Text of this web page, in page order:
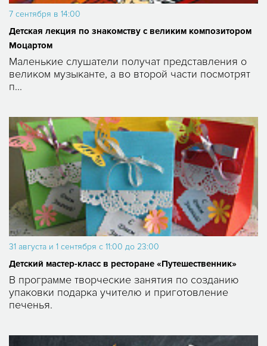
7 сентября в 14:00
Детская лекция по знакомству с великим композитором
Моцартом
Маленькие слушатели получат представления о
великом музыканте, а во второй части посмотрят
п...
31 августа и 1 сентября с 11:00 до 23:00
Детский мастер-класс в ресторане «Путешественник»
В программе творческие занятия по созданию
упаковки подарка учителю и приготовление
печенья.